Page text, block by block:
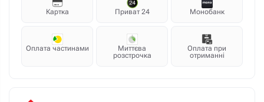
Картка Приват 24 Монобанк
Оплата частинами
Миттєва
розстрочка
Оплата при
отриманні